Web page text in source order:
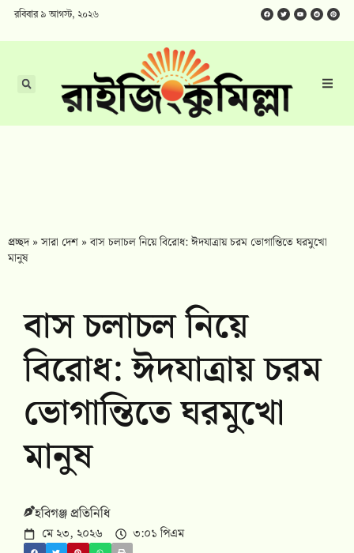
রবিবার ৯ আগস্ট, ২০২৬
প্রচ্ছদ»সারা দেশ »বাস চলাচল নিয়ে বিরোধ: ঈদযাত্রায় চরম ভোগান্তিতে ঘরমুখো
মানুষ
বাস চলাচল নিয়ে
বিরোধ: ঈদযাত্রায় চরম
ভোগান্তিতে ঘরমুখো
মানুষ
হবিগঞ্জ প্রতিনিধি
মে ২৩, ২০২৬ ৩:০১ পিএম